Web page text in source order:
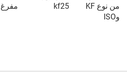
من نوع KF
وISO
kf25
مفرغ